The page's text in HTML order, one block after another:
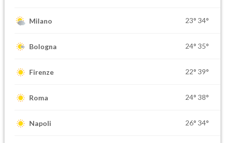
Milano 23° 34°
Bologna 24° 35°
Firenze 22° 39°
Roma 24° 38°
Napoli 26° 34°